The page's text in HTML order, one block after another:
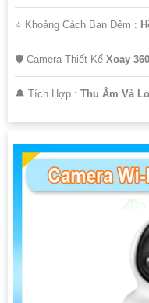
⭐ Khoảng Cách Ban Đêm :
🛡 Camera Thiết Kế Xoay
️🔔 Tích Hợp : Thu Âm Và